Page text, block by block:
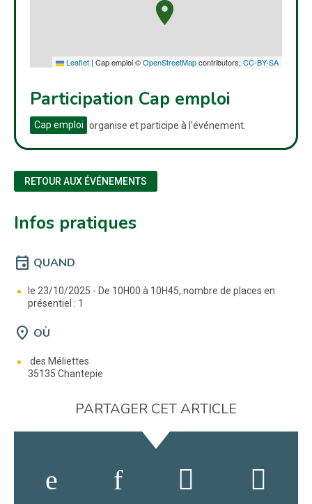
Leaflet | Cap emploi ©OpenStreetMapcontributors, CC-BY-SA
Participation Cap emploi
Cap emploi organise et participe à l'événement.
RETOUR AUX ÉVÉNEMENTS
Infos pratiques
event QUAND
le 23/10/2025 - De 10H00 à 10H45, nombre de places en
présentiel : 1
location_on OÙ
des Méliettes
35135 Chantepie
PARTAGER CET ARTICLE